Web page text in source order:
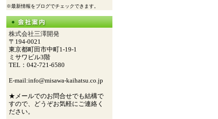
※最新情報をブログでチェックできます。
株式会社三澤開発
〒194-0021
東京都町田市中町1-19-1
ミサワビル3階
TEL：042-721-6580
E-mail:info@misawa-kaihatsu.co.jp
★メールでのお問合せでも結構で
すので、どうぞお気軽にご連絡く
ださい。